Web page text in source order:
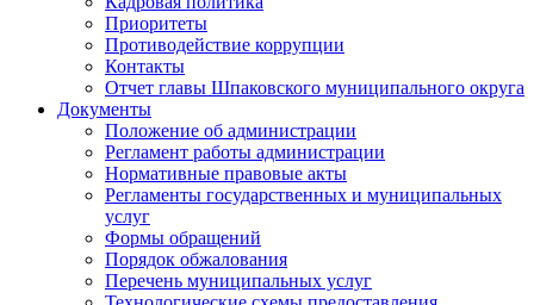
Приоритеты
Противодействие коррупции
Контакты
Отчет главы Шпаковского муниципального округа
Документы
Положение об администрации
Регламент работы администрации
Нормативные правовые акты
Регламенты государственных и муниципальных
услуг
Формы обращений
Порядок обжалования
Перечень муниципальных услуг